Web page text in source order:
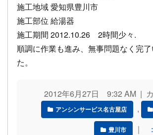
施工地域 愛知県豊川市
施工部位 給湯器
施工期間 2012.10.26 2時間少々.
順調に作業も進み、無事問題なく完
た。
2012年6月27日 9:32 AM | カ
アンシンサービス名古屋店 ,
豊川市 ｜